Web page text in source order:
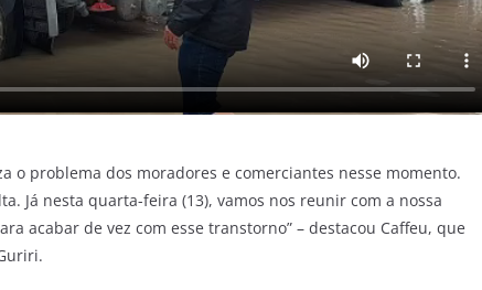
o problema dos moradores e comerciantes nesse momento.
Já nesta quarta-feira (13), vamos nos reunir com a nossa
acabar de vez com esse transtorno” – destacou Caffeu, que